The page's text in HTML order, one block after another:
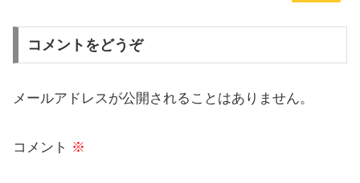
コメントをどうぞ
メールアドレスが公開されることはありません。
コメント ※